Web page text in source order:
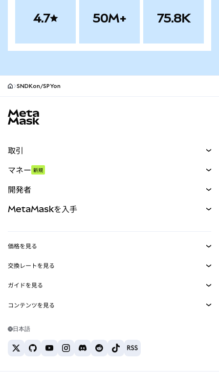
4.7 50M+ 75.8K
SNDKon/SPYon
取引
パーペチュアル
RWA
マネー 新規
開発者
MetaMask Connect
Snaps
Web3サービス
MetaMaskを入手
セキュリティ
サポート
キャリア
お問い合わせ
価格を見る
イーサリアムの価格
Solanaの価格
Tetherの価格
交換レートを見る
ETH→USD
USDT→INR
BTC→INR
ETH→USDT
ガイドを見る
ETHの購入
USDTの購入
コンテンツを見る
Solanaウォレット
日本語